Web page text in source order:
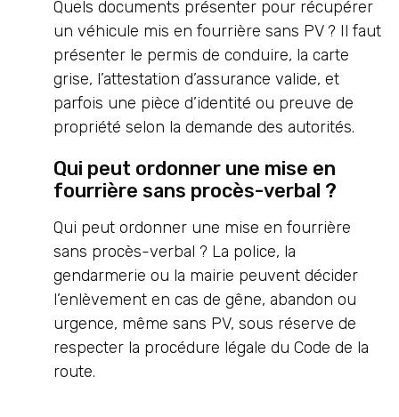
Quels documents présenter pour récupérer
un véhicule mis en fourrière sans PV ? Il faut
présenter le permis de conduire, la carte
grise, l’attestation d’assurance valide, et
parfois une pièce d’identité ou preuve de
propriété selon la demande des autorités.
Qui peut ordonner une mise en
fourrière sans procès-verbal ?
Qui peut ordonner une mise en fourrière
sans procès-verbal ? La police, la
gendarmerie ou la mairie peuvent décider
l’enlèvement en cas de gêne, abandon ou
urgence, même sans PV, sous réserve de
respecter la procédure légale du Code de la
route.